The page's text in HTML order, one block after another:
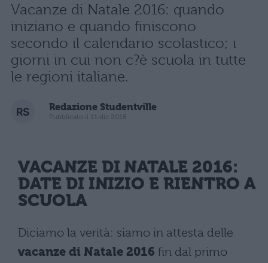
Vacanze di Natale 2016: quando
iniziano e quando finiscono
secondo il calendario scolastico; i
giorni in cui non c?è scuola in tutte
le regioni italiane.
Redazione Studentville
Pubblicato il 11 dic 2016
VACANZE DI NATALE 2016:
DATE DI INIZIO E RIENTRO A
SCUOLA
Diciamo la verità: siamo in attesta delle
vacanze di Natale 2016 fin dal primo